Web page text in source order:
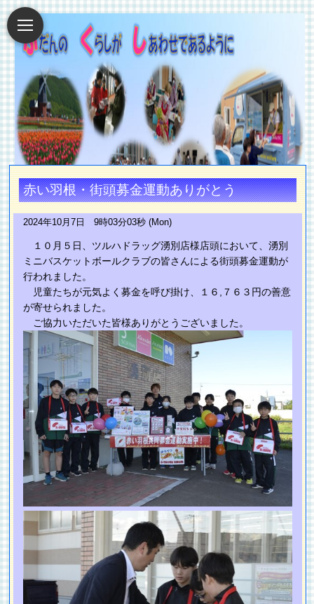
赤い羽根・街頭募金運動ありがとう
2024年10月7日 9時03分03秒 (Mon)
１０月５日、ツルハドラッグ湧別店様店頭において、湧別
ミニバスケットボールクラブの皆さんによる街頭募金運動が
行われました。
児童たちが元気よく募金を呼び掛け、１６,７６３円の善意
が寄せられました。
ご協力いただいた皆様ありがとうございました。